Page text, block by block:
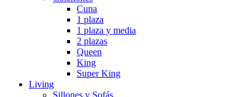
Cuna
1 plaza
1 plaza y media
2 plazas
Queen
King
Super King
Living
Sillones y Sofás